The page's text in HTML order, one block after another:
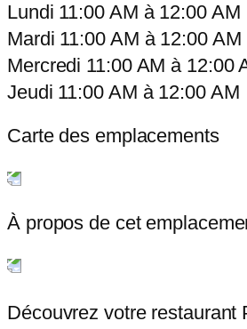
Lundi 11:00 AM à12:00 AM
Mardi 11:00 AM à12:00 AM
Mercredi 11:00 AM à12:00
Jeudi 11:00 AM à12:00 AM
Carte des emplacements
À propos de cet
Découvrez votre